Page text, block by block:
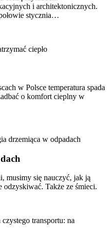
i architektonicznych.
stycznia…
w Polsce temperatura spada
o komfort cieplny w
musimy się nauczyć, jak ją
odzyskiwać. Także ze śmieci.